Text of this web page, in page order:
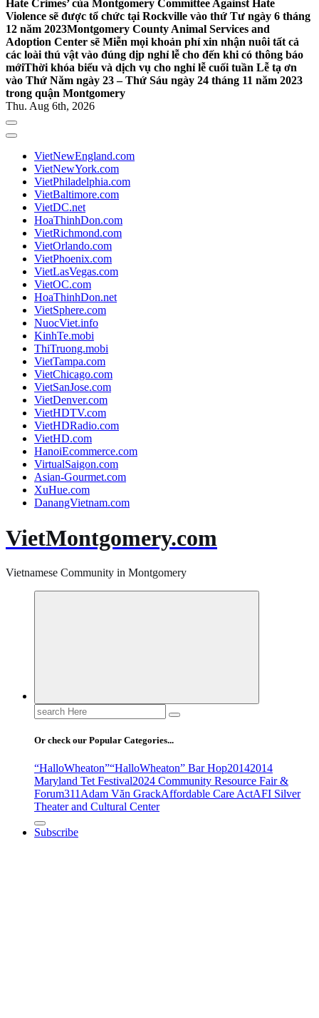
Hate Crimes’ của Montgomery Committee Against Hate
Violence sẽ được tổ chức tại Rockville vào thứ Tư ngày 6 tháng
12 năm 2023Montgomery County Animal Services and
Adoption Center sẽ Miễn mọi khoản phí xin nhận nuôi tất cả
các loài thú vật vào đúng dịp nghỉ lễ cho đến khi có thông báo
mớiThời khóa biểu và dịch vụ cho nghỉ lễ cuối tuần Lễ tạ ơn
vào Thứ Năm ngày 23 – Thứ Sáu ngày 24 tháng 11 năm 2023
trong quận Montgomery
Thu. Aug 6th, 2026
VietNewEngland.com
VietNewYork.com
VietPhiladelphia.com
VietBaltimore.com
VietDC.net
HoaThinhDon.com
VietRichmond.com
VietOrlando.com
VietPhoenix.com
VietLasVegas.com
VietOC.com
HoaThinhDon.net
VietSphere.com
NuocViet.info
KinhTe.mobi
ThiTruong.mobi
VietTampa.com
VietChicago.com
VietSanJose.com
VietDenver.com
VietHDTV.com
VietHDRadio.com
VietHD.com
HanoiEcommerce.com
VirtualSaigon.com
Asian-Gourmet.com
XuHue.com
DanangVietnam.com
VietMontgomery.com
Vietnamese Community in Montgomery
Search
for:
Or check our Popular Categories...
“HalloWheaton”“HalloWheaton” Bar Hop20142014
Maryland Tet Festival2024 Community Resource Fair &
Forum311Adam Văn GrackAffordable Care ActAFI Silver
Theater and Cultural Center
Subscribe